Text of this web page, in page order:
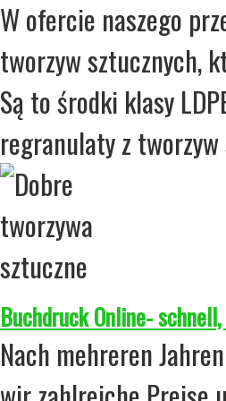
W ofercie naszego
tworzyw sztucznych,
Są to środki klasy
regranulaty z
Buchdruck Online-
Nach mehreren